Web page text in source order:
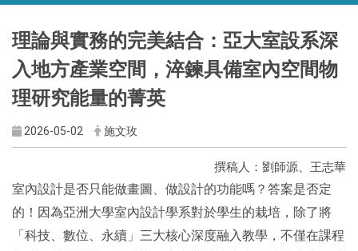
理論與實務的完美結合： 亞大室設系深
入地方產業空間，淬鍊具備室內空間物
理研究能量的菁英
2026-05-02 施文玫
撰稿人：劉師源、王志華
室內設計是否只能做畫圖、做設計的功能嗎？答案是否定
的！因為亞洲大學室內設計學系對於學生的栽培，除了將
「科技、數位、永續」三大核心深度融入教學，不僅在課程